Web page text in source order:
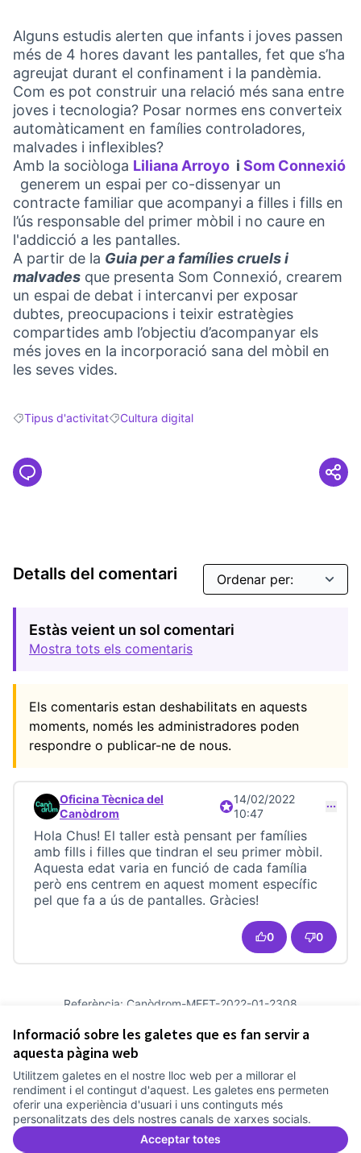
Informació sobre les galetes que es fan servir a
aquesta pàgina web
Utilitzem galetes en el nostre lloc web per a millorar el
rendiment i el contingut d'aquest. Les galetes ens permeten
oferir una experiència d'usuari i uns continguts més
personalitzats des dels nostres canals de xarxes socials.
Acceptar totes
Alguns estudis alerten que infants i joves passen
més de 4 hores davant les pantalles, fet que s’ha
agreujat durant el confinament i la pandèmia.
Com es pot construir una relació més sana entre
joves i tecnologia? Posar normes ens converteix
automàticament en famílies controladores,
malvades i inflexibles?
Amb la sociòloga Liliana Arroyo
(Link externo)
i Som Connexió
(Link externo)
generem un espai per co-dissenyar un
contracte familiar que acompanyi a filles i fills en
l’ús responsable del primer mòbil i no caure en
l'addicció a les pantalles.
A partir de la Guia per a famílies cruels i
malvades que presenta Som Connexió, crearem
un espai de debat i intercanvi per exposar
dubtes, preocupacions i teixir estratègies
compartides amb l’objectiu d’acompanyar els
més joves en la incorporació sana del mòbil en
les seves vides.
Resultats en filtrar per: Tipus d'activitat
Tipus d'activitatResultats en filtrar per: Cultura digital
Cultura digital
Detalls del comentari
Estàs veient un sol comentari
Mostra tots els comentaris
Els comentaris estan deshabilitats en aquests
moments, només les administradores poden
respondre o publicar-ne de nous.
Comentari 22799 (respon al comentari 22798)
Oficina Tècnica del
Canòdrom
Participant oficial
14/02/2022
10:47
Hola Chus! El taller està pensant per famílies
amb fills i filles que tindran el seu primer mòbil.
Aquesta edat varia en funció de cada família
però ens centrem en aquest moment específic
pel que fa a ús de pantalles. Gràcies!
0 0
Referència: Canòdrom-MEET-2022-01-2308
Afegir al calendari
Termes i condicions d'ús
Configuració de les galetes
Comunitat Canòdrom a Facebook
(Link externo)
Comunitat Canòdrom a Instagram
(Link externo)
Comunitat Canòdrom a YouTube
(Link externo)
Català
Triar la llengua Elegir el idiomaChoose language